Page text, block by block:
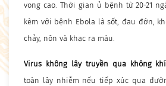
vong cao. Thời gian ủ bệnh từ 20-21
kèm với bệnh Ebola là sốt, đau đớn,
chảy, nôn và khạc ra máu.
Virus không lây truyền qua không khí
toàn lây nhiễm nếu tiếp xúc qua